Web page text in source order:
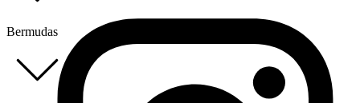
Bermudas